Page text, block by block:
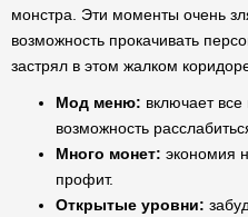
монстра. Эти моменты очень
возможность прокачивать
застрял в этом жалком
Мод меню: включает
возможность
Много монет: экономия
профит.
Открытые уровни: